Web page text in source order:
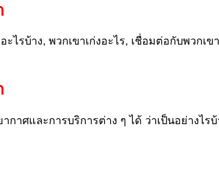
ะไรบ้าง, พวกเขาเก่งอะไร, เชื่อมต่อกับพวกเข
กาศและการบริการต่าง ๆ ได้ ว่าเป็นอย่างไ